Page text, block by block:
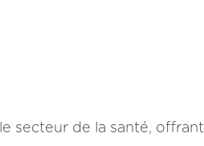
secteur de la santé, offrant